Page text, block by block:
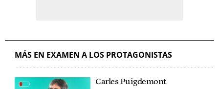
MÁS EN EXAMEN A LOS PROTAGONISTAS
Carles Puigdemont